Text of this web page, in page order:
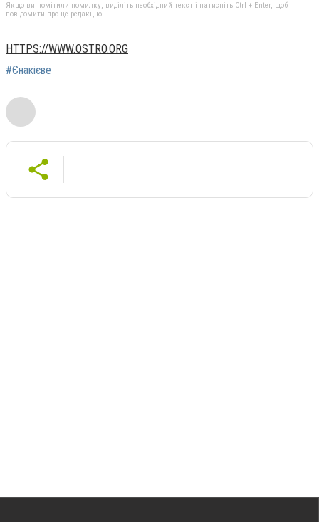
Якщо ви помітили помилку, виділіть необхідний текст і натисніть Ctrl + Enter, щоб
повідомити про це редакцію
HTTPS://WWW.OSTRO.ORG
#Єнакієве